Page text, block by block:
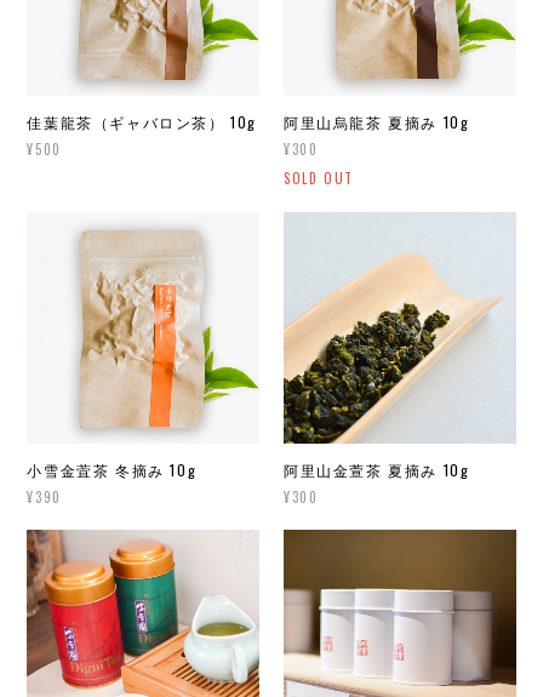
佳葉龍茶（ギャバロン茶） 10g
¥500
阿里山烏龍茶 夏摘み 10g
¥300
SOLD OUT
小雪金萓茶 冬摘み 10g
¥390
阿里山金萱茶 夏摘み 10g
¥300